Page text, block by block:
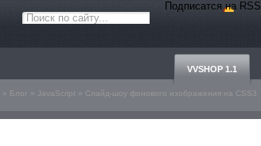
Подписатся на RSS
VVSHOP 1.1
» Блог » JavaScript » Слайд-шоу фонового изображения на CSS3